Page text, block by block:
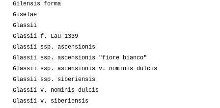
Gilensis forma
Giselae
Glassii
Glassii f. Lau 1339
Glassii ssp. ascensionis
Glassii ssp. ascensionis "fiore bianco"
Glassii ssp. ascensionis v. nominis dulcis
Glassii ssp. siberiensis
Glassii v. nominis-dulcis
Glassii v. siberiensis